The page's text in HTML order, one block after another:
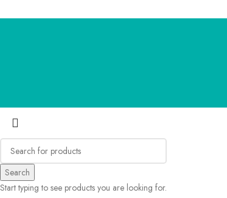
Search
Start typing to see products you are looking for.